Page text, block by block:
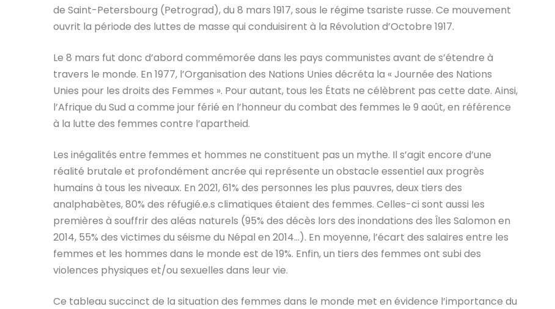
de Saint-Petersbourg (Petrograd), du 8 mars 1917, sous le régime tsariste russe. Ce mouvement
ouvrit la période des luttes de masse qui conduisirent à la Révolution d’Octobre 1917.
Le 8 mars fut donc d’abord commémorée dans les pays communistes avant de s’étendre à
travers le monde. En 1977, l’Organisation des Nations Unies décréta la « Journée des Nations
Unies pour les droits des Femmes ». Pour autant, tous les États ne célèbrent pas cette date. Ainsi,
l’Afrique du Sud a comme jour férié en l’honneur du combat des femmes le 9 août, en référence
à la lutte des femmes contre l’apartheid.
Les inégalités entre femmes et hommes ne constituent pas un mythe. Il s’agit encore d’une
réalité brutale et profondément ancrée qui représente un obstacle essentiel aux progrès
humains à tous les niveaux. En 2021, 61% des personnes les plus pauvres, deux tiers des
analphabètes, 80% des réfugié.e.s climatiques étaient des femmes. Celles-ci sont aussi les
premières à souffrir des aléas naturels (95% des décès lors des inondations des Îles Salomon en
2014, 55% des victimes du séisme du Népal en 2014…). En moyenne, l’écart des salaires entre les
femmes et les hommes dans le monde est de 19%. Enfin, un tiers des femmes ont subi des
violences physiques et/ou sexuelles dans leur vie.
Ce tableau succinct de la situation des femmes dans le monde met en évidence l’importance du